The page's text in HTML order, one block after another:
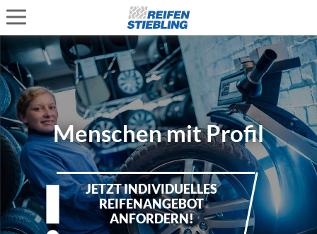
Menschen mit Profil
JETZT INDIVIDUELLES
REIFENANGEBOT
ANFORDERN!